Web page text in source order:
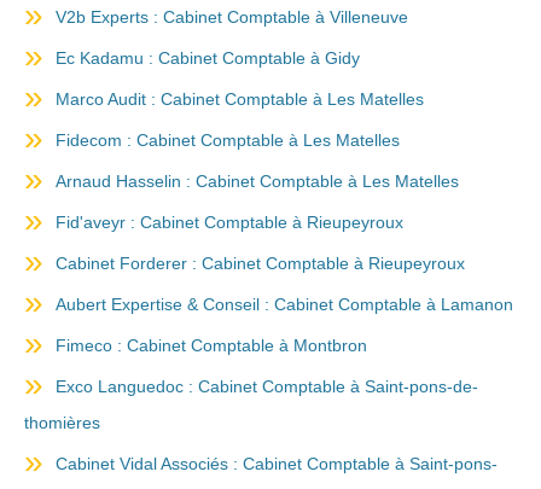
V2b Experts : Cabinet Comptable à Villeneuve
Ec Kadamu : Cabinet Comptable à Gidy
Marco Audit : Cabinet Comptable à Les Matelles
Fidecom : Cabinet Comptable à Les Matelles
Arnaud Hasselin : Cabinet Comptable à Les Matelles
Fid'aveyr : Cabinet Comptable à Rieupeyroux
Cabinet Forderer : Cabinet Comptable à Rieupeyroux
Aubert Expertise & Conseil : Cabinet Comptable à Lamanon
Fimeco : Cabinet Comptable à Montbron
Exco Languedoc : Cabinet Comptable à Saint-pons-de-
thomières
Cabinet Vidal Associés : Cabinet Comptable à Saint-pons-